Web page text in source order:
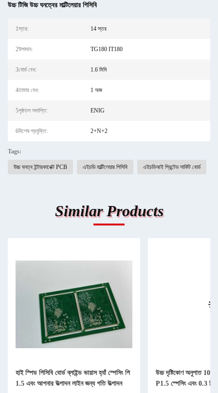
উচ্চ টিজি উচ্চ ঘনত্বের মাল্টিলেয়ার পিসিবি
1স্তর: 14 স্তর
2উপাদান: TG180 IT180
3বোর্ড বেধ: 1.6 মিমি
4তামার বেধ: 1 অজ
5পৃষ্ঠতল সমাপ্তি: ENIG
6বিশেষ প্রযুক্তি: 2+N+2
Tags:
উচ্চ ঘনত্ব ইন্টারকানেক্ট PCB এইচডি মাল্টিলেয়ার পিসিবি এইচডিআই প্রিন্টেড সার্কিট বোর্ড
Similar Products
হাই স্পিড পিসিবি বোর্ড ব্লাইন্ড ভায়াস হ্যাঁ স্পেসিং পি
1.5 এবং আপনার উত্পাদন লাইন জন্য গতি উত্পাদন
উচ্চ দৃষ্টিকোণ অনুপাত 10
P1.5 স্পেসিং এবং 0.3